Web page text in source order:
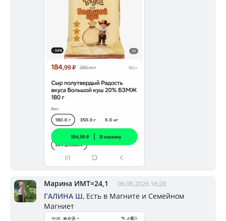
Марина ИМТ=24,1 06.06.2026 16:28
ГАЛИНА Ш, Есть в Магните и Семейном
Магниет